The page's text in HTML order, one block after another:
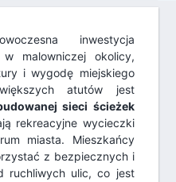
inwestycja
w malowniczej okolicy,
i wygodę miejskiego
atutów jest
sieci ścieżek
rekreacyjne wycieczki
miasta. Mieszkańcy
z bezpiecznych i
ruchliwych ulic, co jest